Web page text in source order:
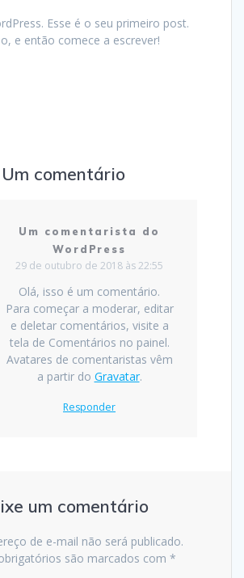
Esse é o seu primeiro post.
e então comece a escrever!
Um comentário
Um comentarista do
WordPress
29 de outubro de 2018 às 22:55
Olá, isso é um comentário.
Para começar a moderar, editar
e deletar comentários, visite a
tela de Comentários no painel.
Avatares de comentaristas vêm
a partir do Gravatar.
Responder
um comentário
de e-mail não será publicado.
são marcados com *